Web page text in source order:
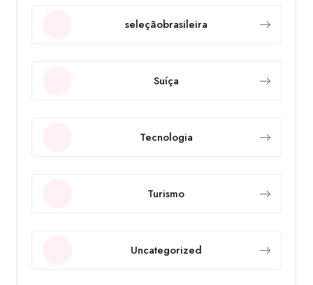
seleçãobrasileira
Suíça
Tecnologia
Turismo
Uncategorized